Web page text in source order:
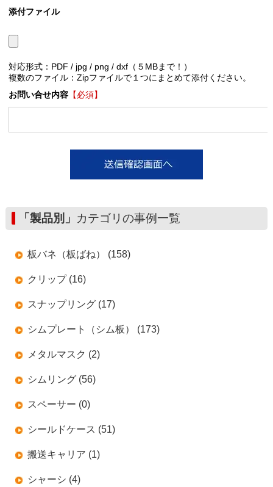
添付ファイル
対応形式：PDF / jpg / png / dxf（５MBまで！）
複数のファイル：Zipファイルで１つにまとめて添付ください。
お問い合せ内容【必須】
「製品別」 カテゴリの事例一覧
板バネ（板ばね） (158)
クリップ (16)
スナップリング (17)
シムプレート（シム板） (173)
メタルマスク (2)
シムリング (56)
スペーサー (0)
シールドケース (51)
搬送キャリア (1)
シャーシ (4)